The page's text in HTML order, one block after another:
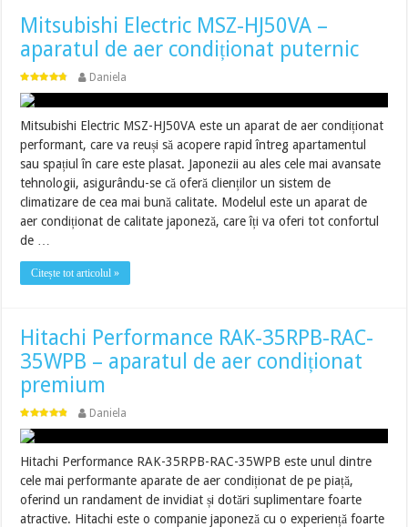
Mitsubishi Electric MSZ-HJ50VA –
aparatul de aer condiționat puternic
Daniela
Mitsubishi Electric MSZ-HJ50VA este un aparat de aer condiționat
performant, care va reuși să acopere rapid întreg apartamentul
sau spațiul în care este plasat. Japonezii au ales cele mai avansate
tehnologii, asigurându-se că oferă clienților un sistem de
climatizare de cea mai bună calitate. Modelul este un aparat de
aer condiționat de calitate japoneză, care îți va oferi tot confortul
de …
Citește tot articolul »
Hitachi Performance RAK-35RPB-RAC-
35WPB – aparatul de aer condiționat
premium
Daniela
Hitachi Performance RAK-35RPB-RAC-35WPB este unul dintre
cele mai performante aparate de aer condiționat de pe piață,
oferind un randament de invidiat și dotări suplimentare foarte
atractive. Hitachi este o companie japoneză cu o experiență foarte